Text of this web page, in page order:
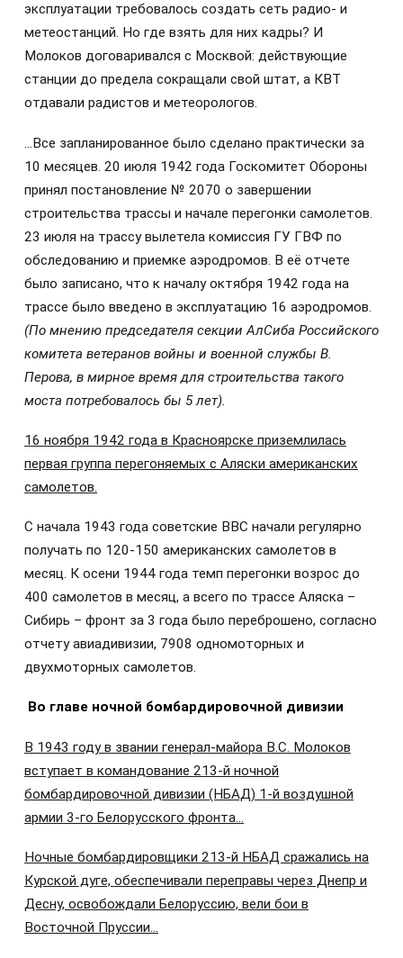
эксплуатации требовалось создать сеть радио- и
метеостанций. Но где взять для них кадры? И
Молоков договаривался с Москвой: действующие
станции до предела сокращали свой штат, а КВТ
отдавали радистов и метеорологов.
…Все запланированное было сделано практически за
10 месяцев. 20 июля 1942 года Госкомитет Обороны
принял постановление № 2070 о завершении
строительства трассы и начале перегонки самолетов.
23 июля на трассу вылетела комиссия ГУ ГВФ по
обследованию и приемке аэродромов. В её отчете
было записано, что к началу октября 1942 года на
трассе было введено в эксплуатацию 16 аэродромов.
(По мнению председателя секции АлСиба Российского
комитета ветеранов войны и военной службы В.
Перова, в мирное время для строительства такого
моста потребовалось бы 5 лет).
16 ноября 1942 года в Красноярске приземлилась
первая группа перегоняемых с Аляски американских
самолетов.
С начала 1943 года советские ВВС начали регулярно
получать по 120-150 американских самолетов в
месяц. К осени 1944 года темп перегонки возрос до
400 самолетов в месяц, а всего по трассе Аляска –
Сибирь – фронт за 3 года было переброшено, согласно
отчету авиадивизии, 7908 одномоторных и
двухмоторных самолетов.
Во главе ночной бомбардировочной дивизии
В 1943 году в звании генерал-майора В.С. Молоков
вступает в командование 213-й ночной
бомбардировочной дивизии (НБАД) 1-й воздушной
армии 3-го Белорусского фронта...
Ночные бомбардировщики 213-й НБАД сражались на
Курской дуге, обеспечивали переправы через Днепр и
Десну, освобождали Белоруссию, вели бои в
Восточной Пруссии...